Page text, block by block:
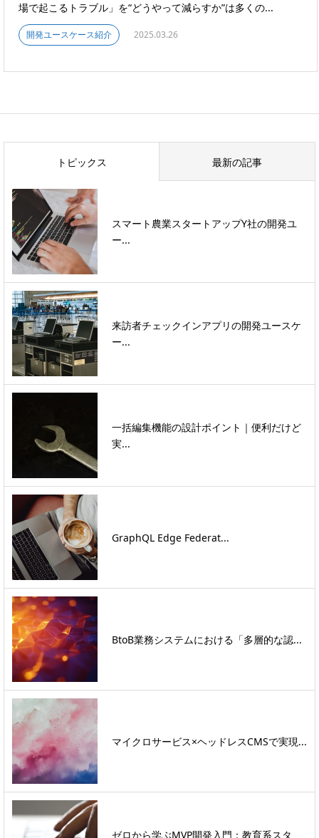
場で起こるトラブル」を“どうやって減らすか”は多くの...
開発ユースケース紹介 2025.03.26
トピックス 最新の記事
スマート農業スタートアップY社の開発ユ
ー...
来訪者チェックインアプリの開発ユースケ
ー...
一括編集機能の設計ポイント｜便利だけど
実...
GraphQL Edge Federat...
BtoB業務システムにおける「多層的な認...
マイクロサービス×ヘッドレスCMSで実現...
ゼロから学ぶMVP開発入門：教育系スタ